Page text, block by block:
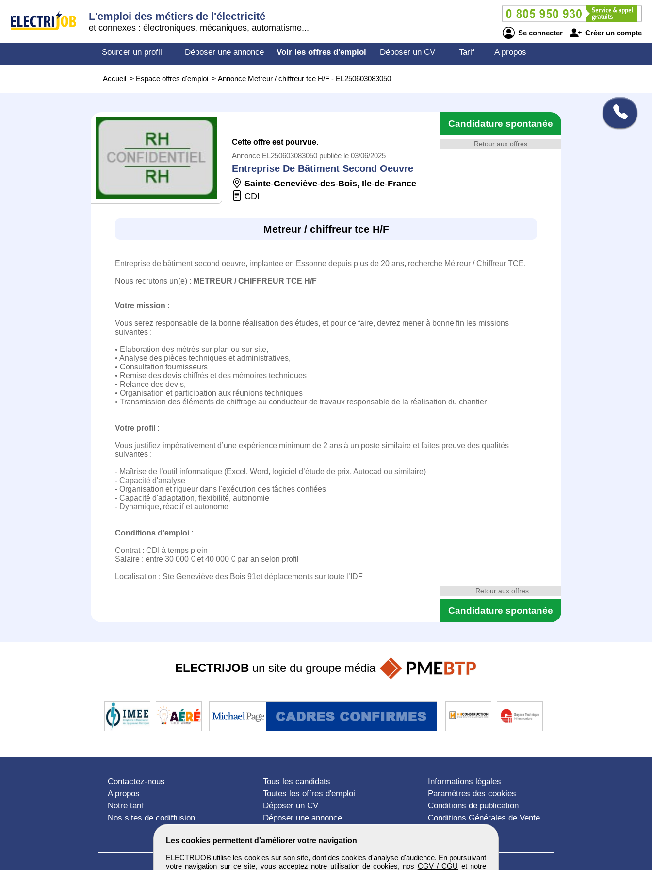
L'emploi des métiers de l'électricité
et connexes : électroniques, mécaniques, automatisme...
Se connecter Créer un compte
Sourcer un profil Déposer une annonce Voir les offres d'emploi Déposer un CV Tarif A propos
Accueil > Espace offres d'emploi > Annonce Metreur / chiffreur tce H/F - EL250603083050
Retour aux offres
Candidature spontanée
Cette offre est pourvue.
Annonce EL250603083050 publiée le 03/06/2025
Entreprise De Bâtiment Second Oeuvre
Sainte-Geneviève-des-Bois, Ile-de-France
CDI
Metreur / chiffreur tce H/F
Entreprise de bâtiment second oeuvre, implantée en Essonne depuis plus de 20 ans, recherche Métreur / Chiffreur TCE.
Nous recrutons un(e) : METREUR / CHIFFREUR TCE H/F
Votre mission :
Vous serez responsable de la bonne réalisation des études, et pour ce faire, devrez mener à bonne fin les missions
suivantes :
• Elaboration des métrés sur plan ou sur site,
• Analyse des pièces techniques et administratives,
• Consultation fournisseurs
• Remise des devis chiffrés et des mémoires techniques
• Relance des devis,
• Organisation et participation aux réunions techniques
• Transmission des éléments de chiffrage au conducteur de travaux responsable de la réalisation du chantier
Votre profil :
Vous justifiez impérativement d’une expérience minimum de 2 ans à un poste similaire et faites preuve des qualités
suivantes :
- Maîtrise de l’outil informatique (Excel, Word, logiciel d’étude de prix, Autocad ou similaire)
- Capacité d'analyse
- Organisation et rigueur dans l'exécution des tâches confiées
- Capacité d'adaptation, flexibilité, autonomie
- Dynamique, réactif et autonome
Conditions d'emploi :
Contrat : CDI à temps plein
Salaire : entre 30 000 € et 40 000 € par an selon profil
Localisation : Ste Geneviève des Bois 91et déplacements sur toute l’IDF
Candidature spontanée
Retour aux offres
Les cookies permettent d'améliorer votre navigation
ELECTRIJOB utilise les cookies sur son site, dont des cookies d'analyse d'audience. En poursuivant
votre navigation sur ce site, vous acceptez notre utilisation de cookies, nos CGV / CGU et notre
ELECTRIJOBun site du groupe média
Contactez-nous
A propos
Notre tarif
Nos sites de codiffusion
Tous les candidats
Toutes les offres d'emploi
Déposer un CV
Déposer une annonce
Informations légales
Paramètres des cookies
Conditions de publication
Conditions Générales de Vente